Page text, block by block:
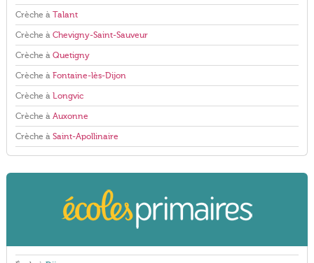
Crèche à Talant
Crèche à Chevigny-Saint-Sauveur
Crèche à Quetigny
Crèche à Fontaine-lès-Dijon
Crèche à Longvic
Crèche à Auxonne
Crèche à Saint-Apollinaire